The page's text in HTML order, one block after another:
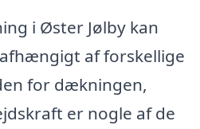
i Øster Jølby kan
af forskellige
for dækningen,
er nogle af de